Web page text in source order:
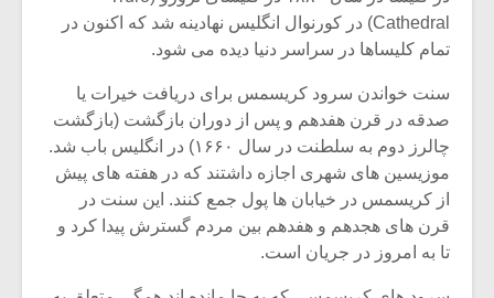
Cathedral) در کورنوال انگلیس نهادینه شد که اکنون در
تمام کلیساها در سراسر دنیا دیده می شود.
سنت خواندن سرود کریسمس برای دریافت خیرات یا
صدقه در قرن هفدهم و پس از دوران بازگشت (بازگشت
چالرز دوم به سلطنت در سال ۱۶۶۰) در انگلیس باب شد.
موزیسین های شهری اجازه داشتند که در هفته های پیش
از کریسمس در خیابان ها پول جمع کنند. این سنت در
قرن های هجدهم و هفدهم بین مردم گسترش پیدا کرد و
تا به امروز در جریان است.